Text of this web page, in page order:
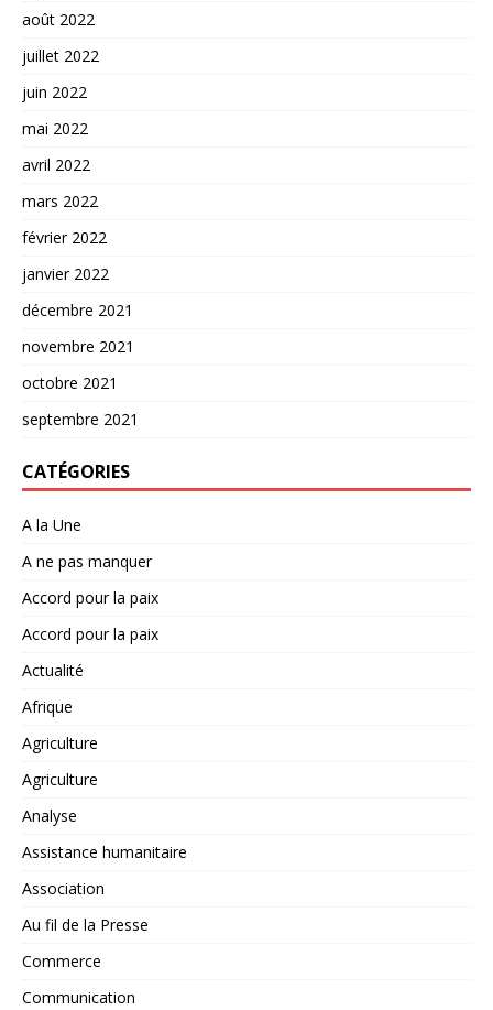
août 2022
juillet 2022
juin 2022
mai 2022
avril 2022
mars 2022
février 2022
janvier 2022
décembre 2021
novembre 2021
octobre 2021
septembre 2021
CATÉGORIES
A la Une
A ne pas manquer
Accord pour la paix
Accord pour la paix
Actualité
Afrique
Agriculture
Agriculture
Analyse
Assistance humanitaire
Association
Au fil de la Presse
Commerce
Communication